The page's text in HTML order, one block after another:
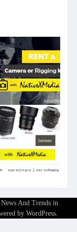
And Trends in
by WordPress